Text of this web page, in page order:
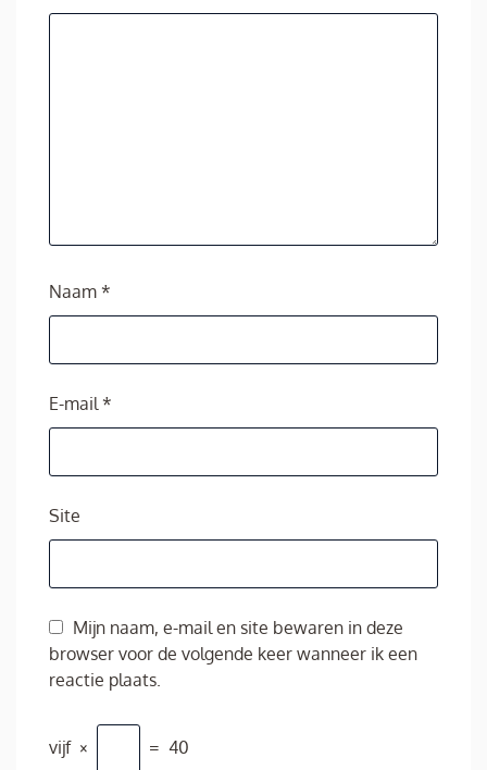
Naam *
E-mail*
Site
Mijn naam, e-mail en site bewaren in deze
browser voor de volgende keer wanneer ik een
reactie plaats.
vijf × = 40